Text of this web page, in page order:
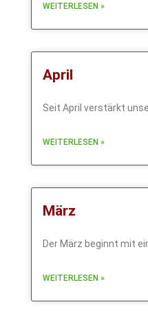
WEITERLESEN »
April
Seit April verstärkt
WEITERLESEN »
März
Der März beginnt mit
WEITERLESEN »